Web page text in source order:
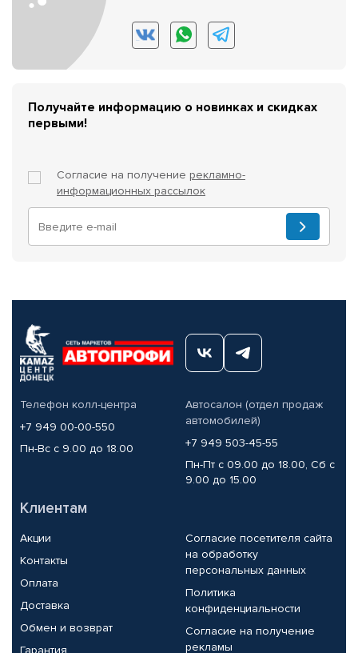
Получайте информацию о новинках и скидках
первыми!
Согласие на получение рекламно-
информационных рассылок
Телефон колл-центра
+7 949 00-00-550
Пн-Вс с 9.00 до 18.00
Автосалон (отдел продаж
автомобилей)
+7 949 503-45-55
Пн-Пт с 09.00 до 18.00, Сб с
9.00 до 15.00
Клиентам
Акции
Контакты
Оплата
Доставка
Обмен и возврат
Гарантия
Согласие посетителя сайта
на обработку
персональных данных
Политика
конфиденциальности
Согласие на получение
рекламы